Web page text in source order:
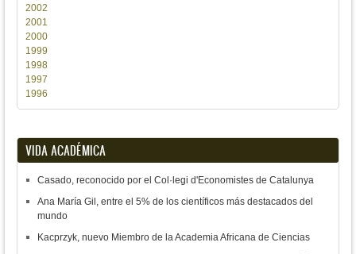
2002
2001
2000
1999
1998
1997
1996
VIDA ACADÉMICA
Casado, reconocido por el Col·legi d'Economistes de Catalunya
Ana María Gil, entre el 5% de los científicos más destacados del
mundo
Kacprzyk, nuevo Miembro de la Academia Africana de Ciencias